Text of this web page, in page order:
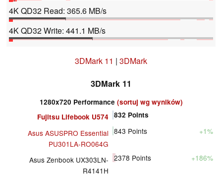
4K QD32 Read: 365.6 MB/s
4K QD32 Write: 441.1 MB/s
3DMark 11 | 3DMark
3DMark 11
1280x720 Performance (sortuj wg wyników)
Fujitsu Lifebook U574
832 Points
Asus ASUSPRO Essential
PU301LA-RO064G
843 Points +1%
Asus Zenbook UX303LN-
R4141H
2378 Points +186%